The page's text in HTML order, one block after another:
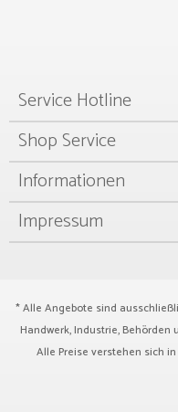
Service Hotline
Shop Service
Informationen
Impressum
* Alle Angebote sind
Handwerk, Industrie, Behörden
Alle Preise verstehen sich in